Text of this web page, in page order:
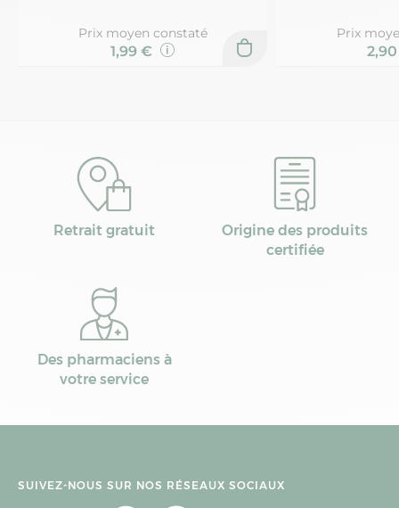
Prix moyen constaté
1,99 €
Prix
Retrait gratuit
Origine des produits
certifiée
Des pharmaciens à
votre service
SUIVEZ-NOUS SUR NOS RÉSEAUX SOCIAUX